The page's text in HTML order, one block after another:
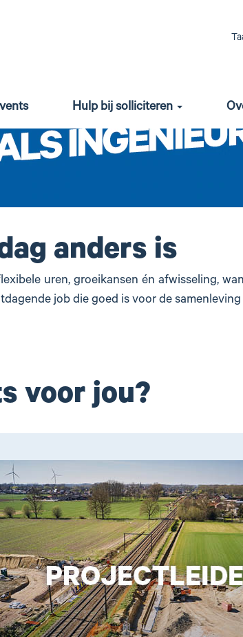
Hulp bij solliciteren
anders is
uren, groeikansen én afwisseling,
job die goed is voor de
voor jou?